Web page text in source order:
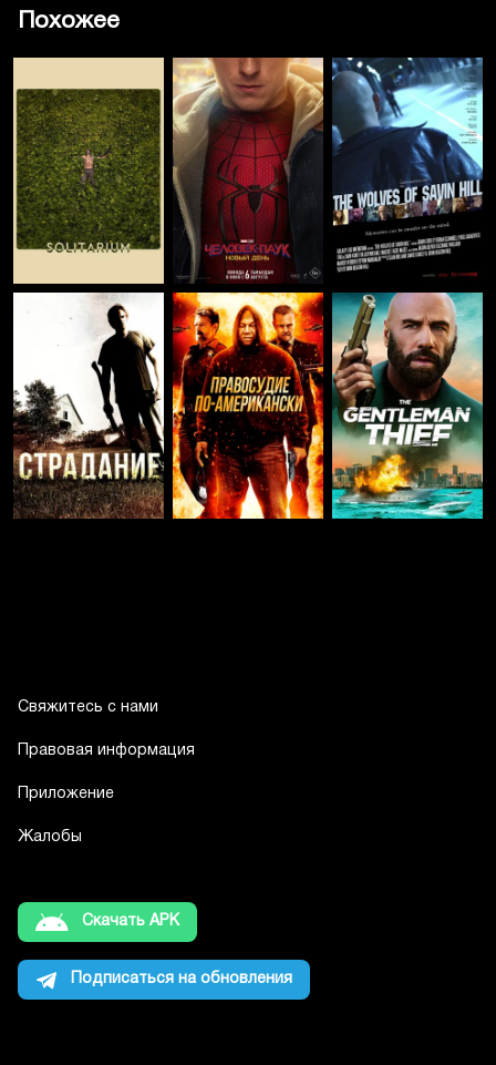
Похожее
Свяжитесь с нами
Правовая информация
Приложение
Жалобы
Скачать APK
Подписаться на обновления